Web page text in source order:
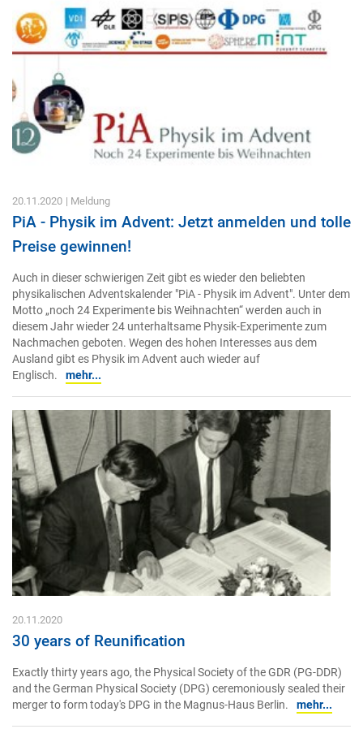
20.11.2020 | Meldung
PiA - Physik im Advent: Jetzt anmelden und tolle
Preise gewinnen!
Auch in dieser schwierigen Zeit gibt es wieder den beliebten
physikalischen Adventskalender "PiA - Physik im Advent". Unter dem
Motto „noch 24 Experimente bis Weihnachten“ werden auch in
diesem Jahr wieder 24 unterhaltsame Physik-Experimente zum
Nachmachen geboten. Wegen des hohen Interesses aus dem
Ausland gibt es Physik im Advent auch wieder auf
Englisch.
mehr...
20.11.2020
30 years of Reunification
Exactly thirty years ago, the Physical Society of the GDR (PG-DDR)
and the German Physical Society (DPG) ceremoniously sealed their
merger to form today's DPG in the Magnus-Haus Berlin.
mehr...